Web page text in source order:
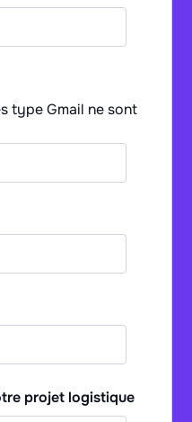
type Gmail ne sont
projet logistique